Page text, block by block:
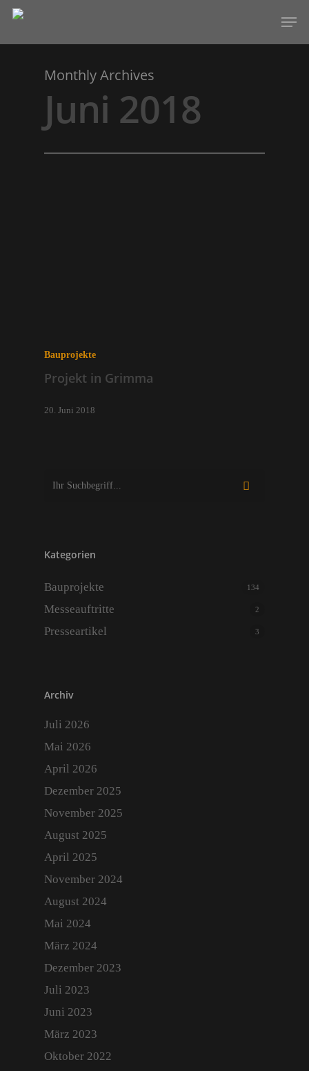
Hit enter to search or ESC to close
Monthly Archives
Juni 2018
Bauprojekte
Projekt in Grimma
20. Juni 2018
Kategorien
Bauprojekte 134
Messeauftritte 2
Presseartikel 3
Archiv
Juli 2026
Mai 2026
April 2026
Dezember 2025
November 2025
August 2025
April 2025
November 2024
August 2024
Mai 2024
März 2024
Dezember 2023
Juli 2023
Juni 2023
März 2023
Oktober 2022